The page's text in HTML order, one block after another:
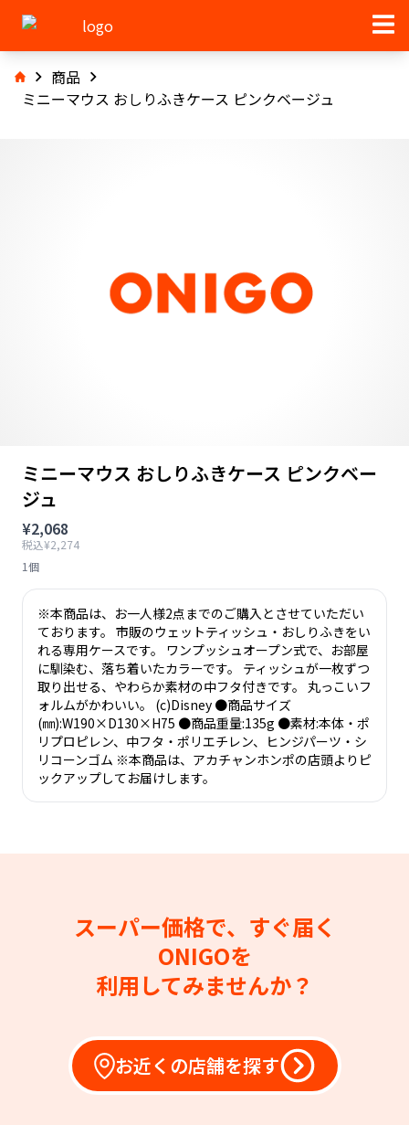
商品
ミニーマウス おしりふきケース ピンクベージュ
ミニーマウス おしりふきケース ピンクベー
ジュ
¥2,068
税込¥2,274
1個
※本商品は、お一人様2点までのご購入とさせていただい
ております。 市販のウェットティッシュ・おしりふきをい
れる専用ケースです。 ワンプッシュオープン式で、お部屋
に馴染む、落ち着いたカラーです。 ティッシュが一枚ずつ
取り出せる、やわらか素材の中フタ付きです。 丸っこいフ
ォルムがかわいい。 (c)Disney ●商品サイズ
(㎜):W190×D130×H75 ●商品重量:135g ●素材:本体・ポ
リプロピレン、中フタ・ポリエチレン、ヒンジパーツ・シ
リコーンゴム ※本商品は、アカチャンホンポの店頭よりピ
ックアップしてお届けします。
スーパー価格で、すぐ届く
ONIGOを
利用してみませんか？
お近くの店舗を探す